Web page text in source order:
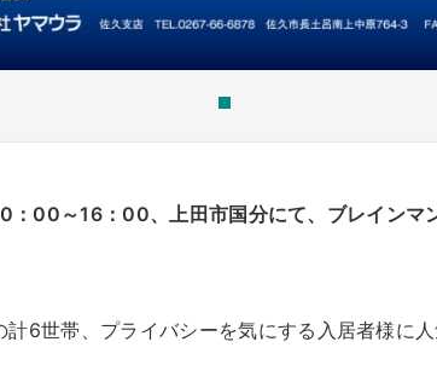
00～16：00、上田市国分にて、ブレインマ
6世帯、プライバシーを気にする入居者様に